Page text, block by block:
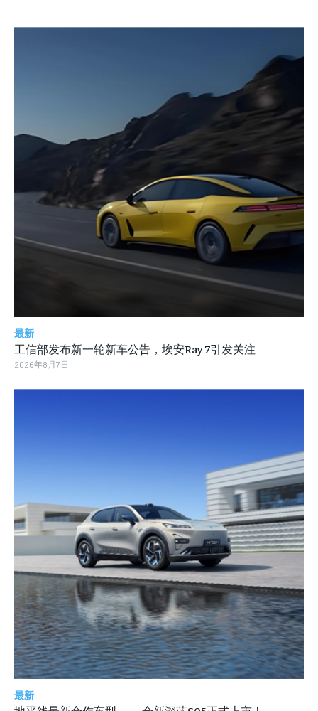
最新
工信部发布新一轮新车公告，埃安Ray 7引发关注
2026年8月7日
最新